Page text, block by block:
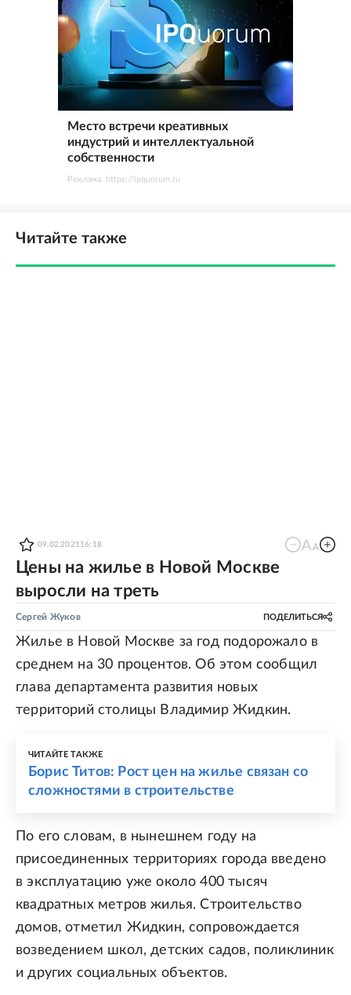
Место встречи креативных
индустрий и интеллектуальной
собственности
Реклама. https://ipquorum.ru
Читайте также
09.02.2021 16:18
Цены на жилье в Новой Москве
выросли на треть
Сергей Жуков ПОДЕЛИТЬСЯ
Жилье в Новой Москве за год подорожало в
среднем на 30 процентов. Об этом сообщил
глава департамента развития новых
территорий столицы Владимир Жидкин.
ЧИТАЙТЕ ТАКЖЕ
Борис Титов: Рост цен на жилье связан со
сложностями в строительстве
По его словам, в нынешнем году на
присоединенных территориях города введено
в эксплуатацию уже около 400 тысяч
квадратных метров жилья. Строительство
домов, отметил Жидкин, сопровождается
возведением школ, детских садов, поликлиник
и других социальных объектов.